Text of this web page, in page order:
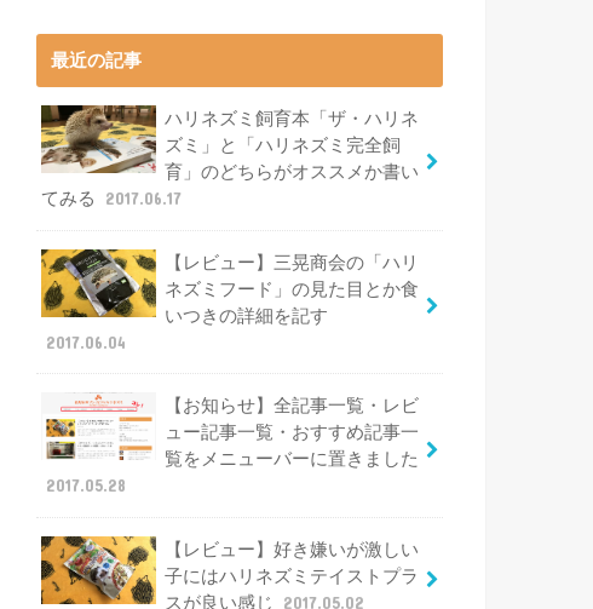
最近の記事
ハリネズミ飼育本「ザ・ハリネ
ズミ」と「ハリネズミ完全飼
育」のどちらがオススメか書い
てみる
2017.06.17
【レビュー】三晃商会の「ハリ
ネズミフード」の見た目とか食
いつきの詳細を記す
2017.06.04
【お知らせ】全記事一覧・レビ
ュー記事一覧・おすすめ記事一
覧をメニューバーに置きました
2017.05.28
【レビュー】好き嫌いが激しい
子にはハリネズミテイストプラ
スが良い感じ
2017.05.02